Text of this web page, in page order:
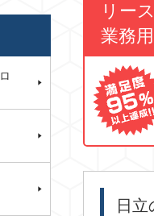
リー
業務
日